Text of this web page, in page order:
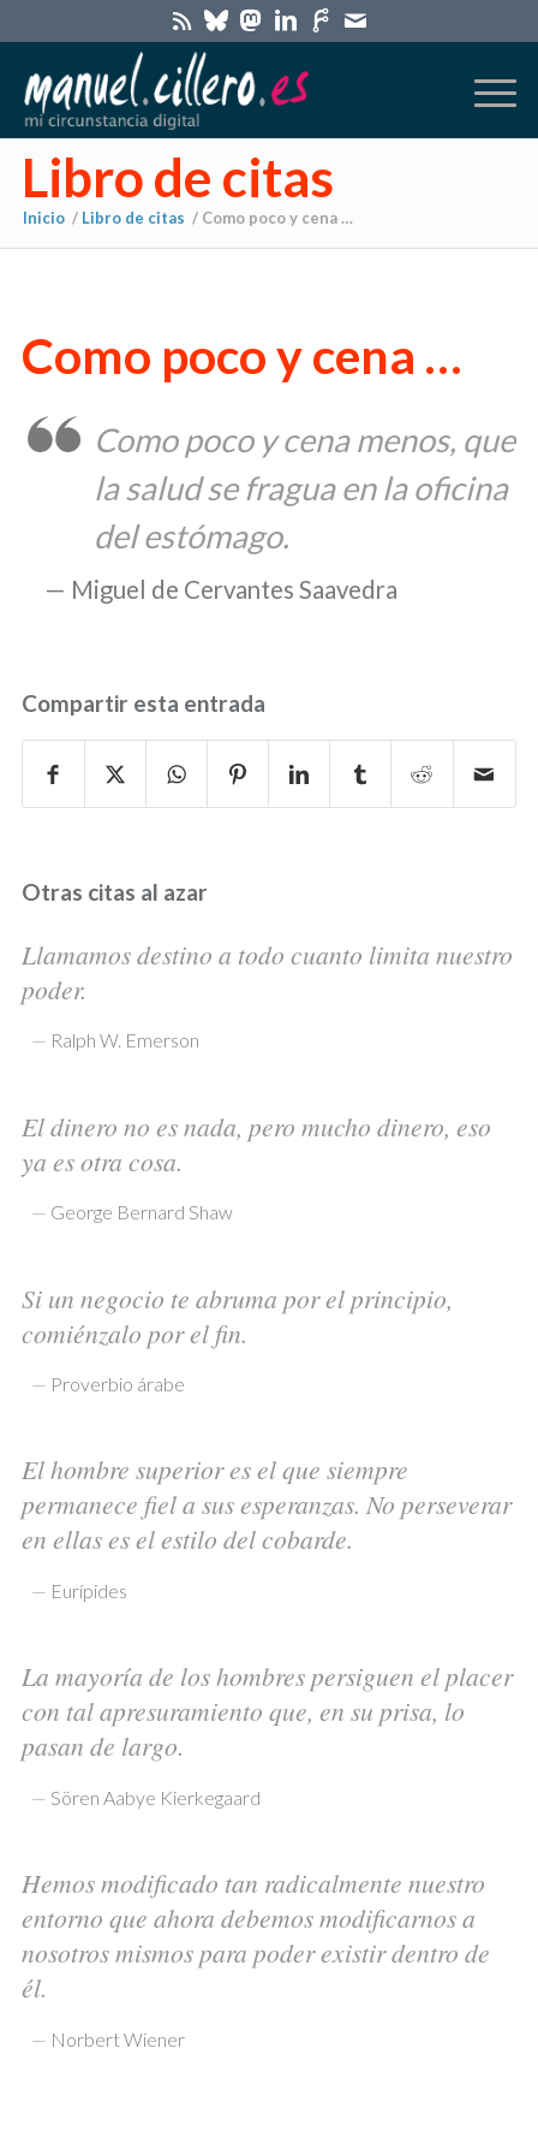
Libro de citas
Inicio / Libro de citas / Como poco y cena …
Como poco y cena …
Miguel de Cervantes Saavedra
Como poco y cena menos, que
la salud se fragua en la oficina
del estómago.
Compartir esta entrada
Otras citas al azar
Llamamos destino a todo cuanto limita nuestro
poder.
— Ralph W. Emerson
El dinero no es nada, pero mucho dinero, eso
ya es otra cosa.
— George Bernard Shaw
Si un negocio te abruma por el principio,
comiénzalo por el fin.
— Proverbio árabe
El hombre superior es el que siempre
permanece fiel a sus esperanzas. No perseverar
en ellas es el estilo del cobarde.
— Eurípides
La mayoría de los hombres persiguen el placer
con tal apresuramiento que, en su prisa, lo
pasan de largo.
— Sören Aabye Kierkegaard
Hemos modificado tan radicalmente nuestro
entorno que ahora debemos modificarnos a
nosotros mismos para poder existir dentro de
él.
— Norbert Wiener